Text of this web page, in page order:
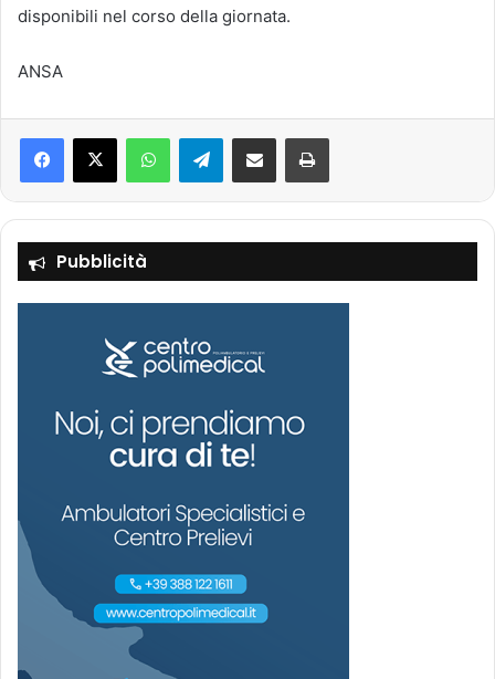
disponibili nel corso della giornata.
ANSA
Telegram
Pubblicità